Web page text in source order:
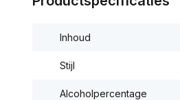
Inhoud
Stijl
Alcoholpercentage